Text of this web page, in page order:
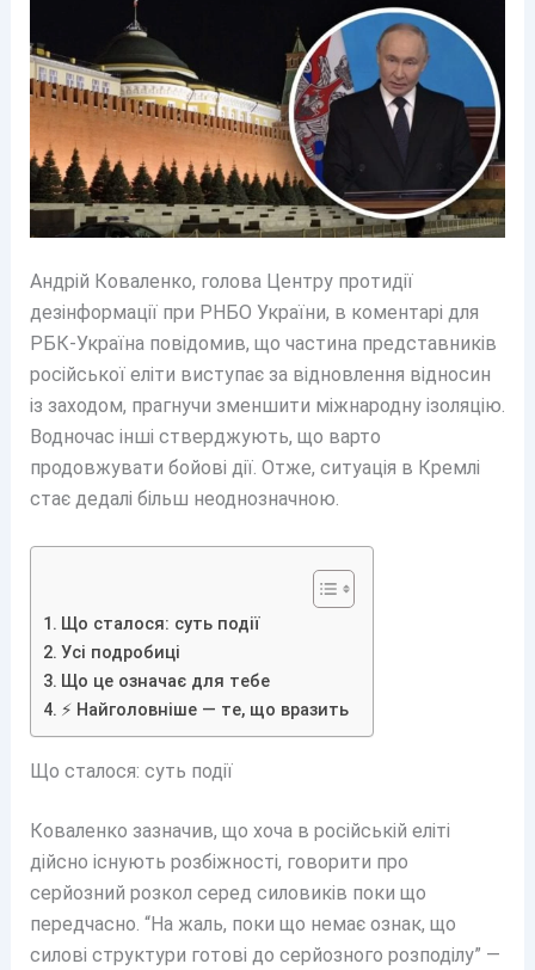
Андрій Коваленко, голова Центру протидії
дезінформації при РНБО України, в коментарі для
РБК-Україна повідомив, що частина представників
російської еліти виступає за відновлення відносин
із заходом, прагнучи зменшити міжнародну ізоляцію.
Водночас інші стверджують, що варто
продовжувати бойові дії. Отже, ситуація в Кремлі
стає дедалі більш неоднозначною.
Що сталося: суть події
Усі подробиці
Що це означає для тебе
⚡ Найголовніше — те, що вразить
Що сталося: суть події
Коваленко зазначив, що хоча в російській еліті
дійсно існують розбіжності, говорити про
серйозний розкол серед силовиків поки що
передчасно. “На жаль, поки що немає ознак, що
силові структури готові до серйозного розподілу” —